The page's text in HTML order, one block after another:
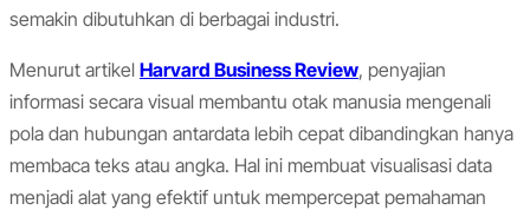
semakin dibutuhkan di berbagai industri.
Menurut artikel Harvard Business Review, penyajian
informasi secara visual membantu otak manusia mengenali
pola dan hubungan antardata lebih cepat dibandingkan hanya
membaca teks atau angka. Hal ini membuat visualisasi data
menjadi alat yang efektif untuk mempercepat pemahaman